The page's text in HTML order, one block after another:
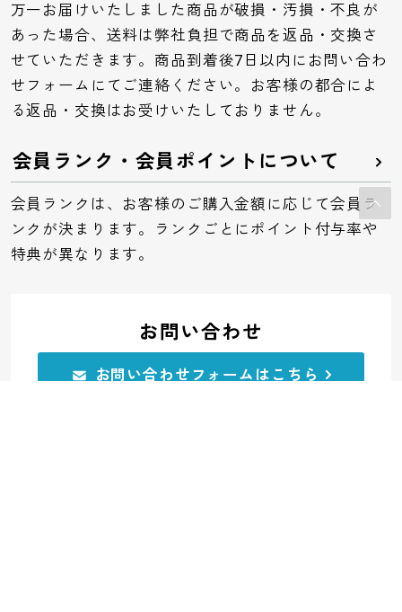
万一お届けいたしました商品が破損・汚損・不良が
あった場合、送料は弊社負担で商品を返品・交換さ
せていただきます。商品到着後7日以内にお問い合わ
せフォームにてご連絡ください。お客様の都合によ
る返品・交換はお受けいたしておりません。
会員ランク・会員ポイントについて
会員ランクは、お客様のご購入金額に応じて会員ラ
ンクが決まります。ランクごとにポイント付与率や
特典が異なります。
お問い合わせ
お問い合わせフォームはこちら